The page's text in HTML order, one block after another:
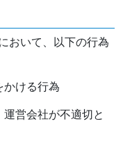
おいて、以下の行為
かける行為
営会社が不適切と